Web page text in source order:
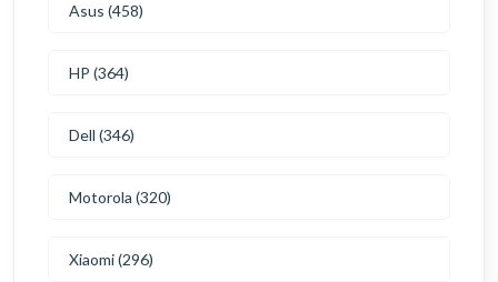
Asus (458)
HP (364)
Dell (346)
Motorola (320)
Xiaomi (296)